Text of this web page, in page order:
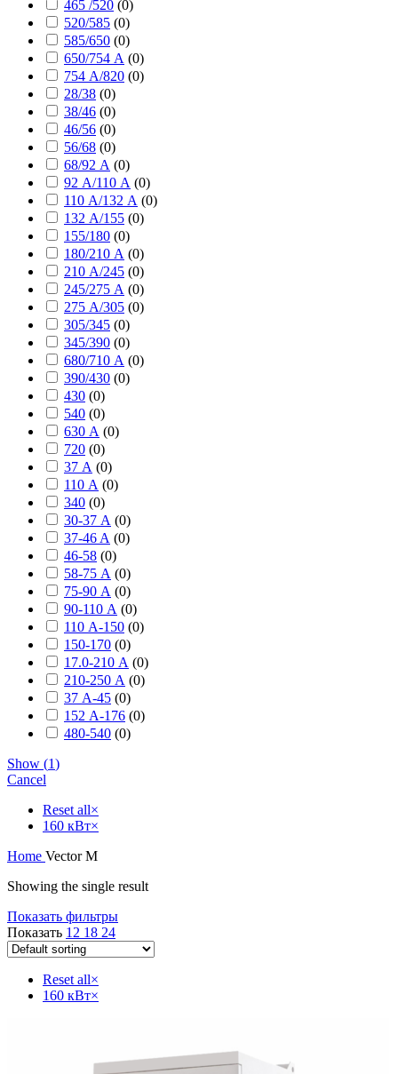
465 /520 (0)
520/585 (0)
585/650 (0)
650/754 А (0)
754 А/820 (0)
28/38 (0)
38/46 (0)
46/56 (0)
56/68 (0)
68/92 А (0)
92 А/110 А (0)
110 А/132 А (0)
132 А/155 (0)
155/180 (0)
180/210 А (0)
210 А/245 (0)
245/275 А (0)
275 А/305 (0)
305/345 (0)
345/390 (0)
680/710 А (0)
390/430 (0)
430 (0)
540 (0)
630 А (0)
720 (0)
37 А (0)
110 А (0)
340 (0)
30-37 А (0)
37-46 A (0)
46-58 (0)
58-75 А (0)
75-90 А (0)
90-110 А (0)
110 А-150 (0)
150-170 (0)
17.0-210 А (0)
210-250 А (0)
37 А-45 (0)
152 А-176 (0)
480-540 (0)
Show (1)
Cancel
Reset all×
160 кВт×
Home Vector M
Showing the single result
Показать фильтры
Показать 12 18 24
Reset all×
160 кВт×